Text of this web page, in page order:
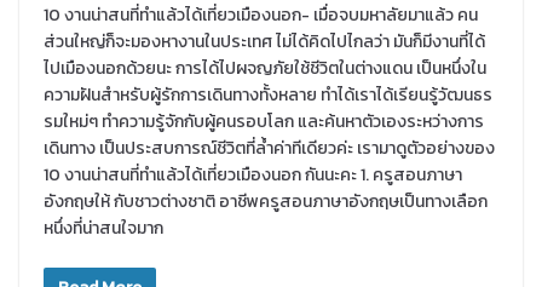
10 งานน่าสนที่ทำแล้วได้เที่ยวเมืองนอก- เมื่อจบมหาลัยมาแล้ว คน
ส่วนใหญ่ก็จะมองหางานในประเทศ ไม่ได้คิดไปไกลว่า มันก็มีงานที่ได้
ไปเมืองนอกด้วยนะ การได้ไปผจญภัยใช้ชีวิตในต่างแดน เป็นหนึ่งใน
ความฝันสำหรับผู้รักการเดินทางทั้งหลาย ทำได้เราได้เรียนรู้วัฒนธร
รมใหม่ๆ ทำความรู้จักกับผู้คนรอบโลก และค้นหาตัวเองระหว่างการ
เดินทาง เป็นประสบการณ์ชีวิตที่ล้ำค่าทีเดียวค่ะ เรามาดูตัวอย่างของ
10 งานน่าสนที่ทำแล้วได้เที่ยวเมืองนอก กันนะคะ 1. ครูสอนภาษา
อังกฤษให้ กับชาวต่างชาติ อาชีพครูสอนภาษาอังกฤษเป็นทางเลือก
หนึ่งที่น่าสนใจมาก